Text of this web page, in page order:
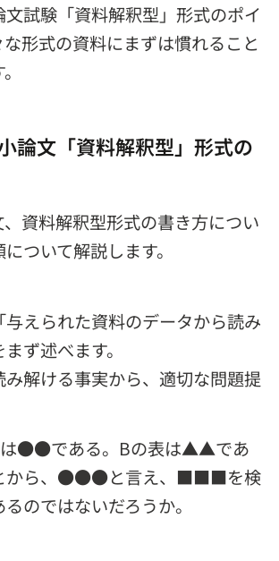
試験「資料解釈型」形式のポイ
形式の資料にまずは慣れること
文「資料解釈型」形式の
資料解釈型形式の書き方につい
ついて解説します。
与えられた資料のデータから読み
ず述べます。
み解ける事実から、適切な問題提
は●●である。Bの表は▲▲であ
から、●●●と言え、■■■を検
のではないだろうか。